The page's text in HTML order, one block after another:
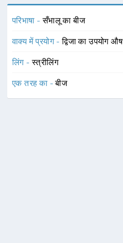
परिभाषा -सँभालू का बीज
वाक्य में प्रयोग -द्विजा का उपयोग
लिंग -स्त्रीलिंग
एक तरह का -बीज